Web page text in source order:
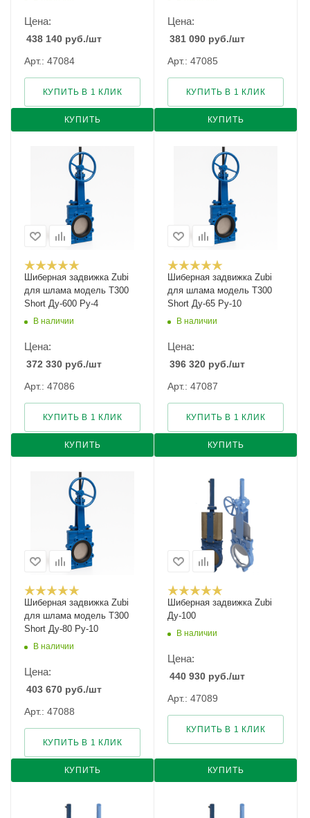
Цена:
438 140 руб./шт
Арт.: 47084
КУПИТЬ
КУПИТЬ В 1 КЛИК
Цена:
381 090 руб./шт
Арт.: 47085
КУПИТЬ
КУПИТЬ В 1 КЛИК
Шиберная задвижка Zubi
для шлама модель Т300
Short Ду-600 Ру-4
В наличии
Цена:
372 330 руб./шт
Арт.: 47086
КУПИТЬ
КУПИТЬ В 1 КЛИК
Шиберная задвижка Zubi
для шлама модель Т300
Short Ду-65 Ру-10
В наличии
Цена:
396 320 руб./шт
Арт.: 47087
КУПИТЬ
КУПИТЬ В 1 КЛИК
Шиберная задвижка Zubi
для шлама модель Т300
Short Ду-80 Ру-10
В наличии
Цена:
403 670 руб./шт
Арт.: 47088
КУПИТЬ
КУПИТЬ В 1 КЛИК
Шиберная задвижка Zubi
Ду-100
В наличии
Цена:
440 930 руб./шт
Арт.: 47089
КУПИТЬ
КУПИТЬ В 1 КЛИК